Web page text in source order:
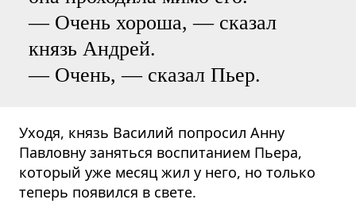
— Очень хороша, — сказал
князь Андрей.
— Очень, — сказал Пьер.
Уходя, князь Василий попросил Анну
Павловну заняться воспитанием Пьера,
который уже месяц жил у него, но только
теперь появился в свете.